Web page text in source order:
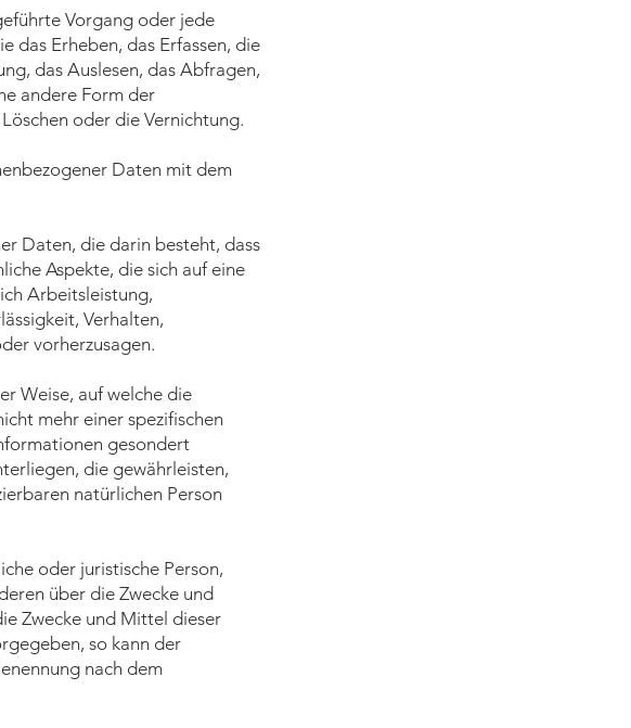
Vorgang oder jede
das Erheben, das Erfassen, die
das Auslesen, das Abfragen,
andere Form der
oder die Vernichtung.
Daten mit dem
Daten, die darin besteht, dass
Aspekte, die sich auf eine
Arbeitsleistung,
Verhalten,
vorherzusagen.
Weise, auf welche die
mehr einer spezifischen
gesondert
die gewährleisten,
natürlichen Person
oder juristische Person,
über die Zwecke und
Zwecke und Mittel dieser
so kann der
nach dem